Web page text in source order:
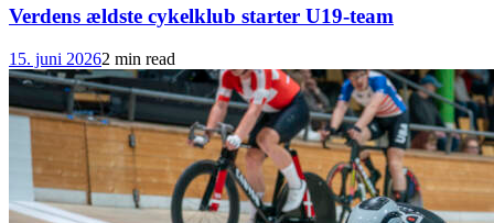
Verdens ældste cykelklub starter U19-team
15. juni 20262 min read